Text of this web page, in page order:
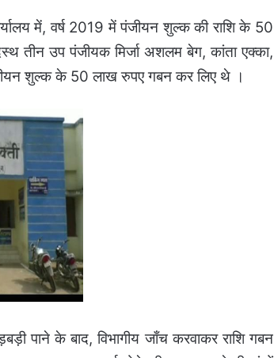
में, वर्ष 2019 में पंजीयन शुल्क की राशि के 50
तीन उप पंजीयक मिर्जा अशलम बेग, कांता एक्का,
शुल्क के 50 लाख रुपए गबन कर लिए थे ।
पाने के बाद, विभागीय जाँच करवाकर राशि गबन